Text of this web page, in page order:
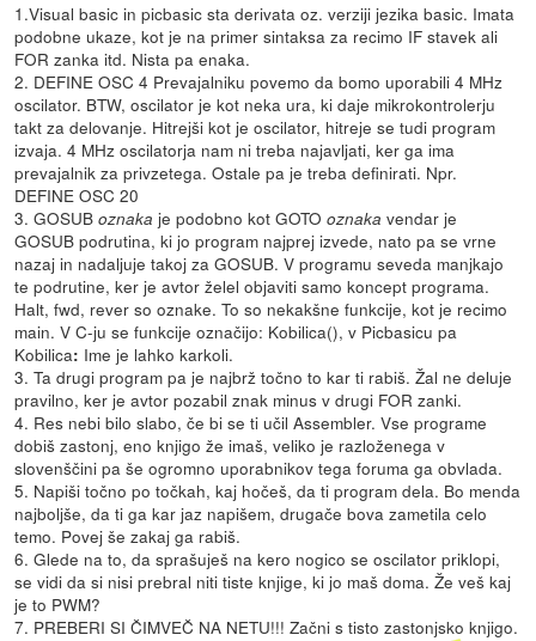
1.Visual basic in picbasic sta derivata oz. verziji jezika basic. Imata
podobne ukaze, kot je na primer sintaksa za recimo IF stavek ali
FOR zanka itd. Nista pa enaka.
2. DEFINE OSC 4 Prevajalniku povemo da bomo uporabili 4 MHz
oscilator. BTW, oscilator je kot neka ura, ki daje mikrokontrolerju
takt za delovanje. Hitrejši kot je oscilator, hitreje se tudi program
izvaja. 4 MHz oscilatorja nam ni treba najavljati, ker ga ima
prevajalnik za privzetega. Ostale pa je treba definirati. Npr.
DEFINE OSC 20
3. GOSUBoznaka je podobno kot GOTOoznaka vendar je
GOSUB podrutina, ki jo program najprej izvede, nato pa se vrne
nazaj in nadaljuje takoj za GOSUB. V programu seveda manjkajo
te podrutine, ker je avtor želel objaviti samo koncept programa.
Halt, fwd, rever so oznake. To so nekakšne funkcije, kot je recimo
main. V C-ju se funkcije označijo: Kobilica(), v Picbasicu pa
Kobilica: Ime je lahko karkoli.
3. Ta drugi program pa je najbrž točno to kar ti rabiš. Žal ne deluje
pravilno, ker je avtor pozabil znak minus v drugi FOR zanki.
4. Res nebi bilo slabo, če bi se ti učil Assembler. Vse programe
dobiš zastonj, eno knjigo že imaš, veliko je razloženega v
slovenščini pa še ogromno uporabnikov tega foruma ga obvlada.
5. Napiši točno po točkah, kaj hočeš, da ti program dela. Bo menda
najboljše, da ti ga kar jaz napišem, drugače bova zametila celo
temo. Povej še zakaj ga rabiš.
6. Glede na to, da sprašuješ na kero nogico se oscilator priklopi,
se vidi da si nisi prebral niti tiste knjige, ki jo maš doma. Že veš kaj
je to PWM?
7. PREBERI SI ČIMVEČ NA NETU!!! Začni s tisto zastonjsko knjigo.